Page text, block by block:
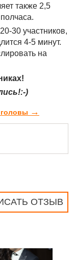
также 2,5
30 участников,
4-5 минут.
на
)
→
ОТЗЫВ